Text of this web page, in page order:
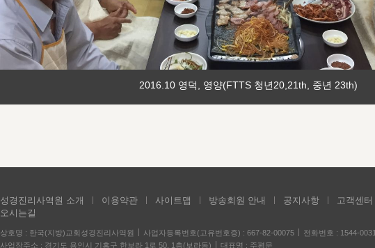
2016.10 영덕, 영양(FTTS 청년20,21th, 중년 23th)
성경진리사역원 소개 이용약관 사이트맵 방송회원 안내 공지사항
고객센터
오시는길
상호명 : 한국(지방)교회성경진리사역원 사업자등록번호(고유번호증) : 667-82-00075
전화번호 : 1544-0031
사업장주소 : 경기도 용인시 기흥구 한보라 1로 50, 1층(보라동)
대표명 : 주평문